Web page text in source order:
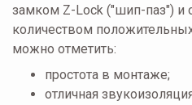
замком Z-Lock ("шип-паз") и
количеством
можно отметить:
простота в монтаже;
отличная